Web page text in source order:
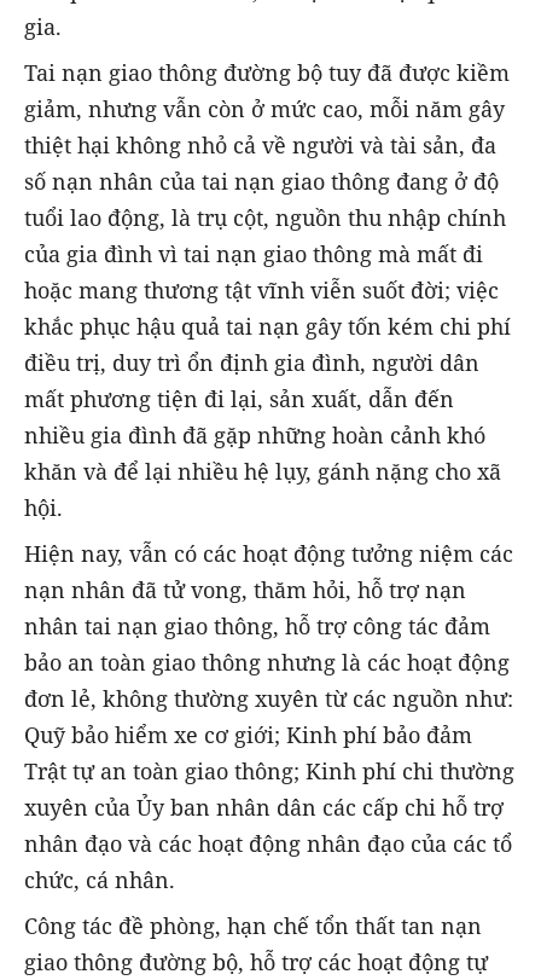
gia.
Tai nạn giao thông đường bộ tuy đã được kiềm
giảm, nhưng vẫn còn ở mức cao, mỗi năm gây
thiệt hại không nhỏ cả về người và tài sản, đa
số nạn nhân của tai nạn giao thông đang ở độ
tuổi lao động, là trụ cột, nguồn thu nhập chính
của gia đình vì tai nạn giao thông mà mất đi
hoặc mang thương tật vĩnh viễn suốt đời; việc
khắc phục hậu quả tai nạn gây tốn kém chi phí
điều trị, duy trì ổn định gia đình, người dân
mất phương tiện đi lại, sản xuất, dẫn đến
nhiều gia đình đã gặp những hoàn cảnh khó
khăn và để lại nhiều hệ lụy, gánh nặng cho xã
hội.
Hiện nay, vẫn có các hoạt động tưởng niệm các
nạn nhân đã tử vong, thăm hỏi, hỗ trợ nạn
nhân tai nạn giao thông, hỗ trợ công tác đảm
bảo an toàn giao thông nhưng là các hoạt động
đơn lẻ, không thường xuyên từ các nguồn như:
Quỹ bảo hiểm xe cơ giới; Kinh phí bảo đảm
Trật tự an toàn giao thông; Kinh phí chi thường
xuyên của Ủy ban nhân dân các cấp chi hỗ trợ
nhân đạo và các hoạt động nhân đạo của các tổ
chức, cá nhân.
Công tác đề phòng, hạn chế tổn thất tan nạn
giao thông đường bộ, hỗ trợ các hoạt động tự